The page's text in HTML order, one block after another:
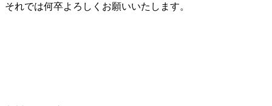
それでは何卒よろしくお願いいたします。